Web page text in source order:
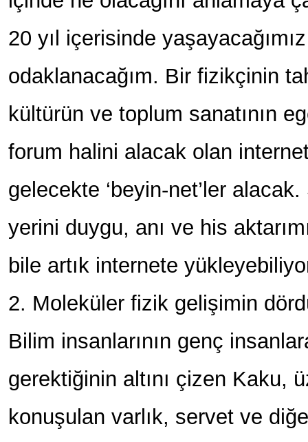
20 yıl içerisinde
odaklanacağım. Bir fizikçinin
kültürün ve toplum sanatının
forum halini alacak olan
gelecekte ‘beyin-net’ler
yerini duygu, anı ve his
bile artık internete
2. Moleküler fizik gelişimin
Bilim insanlarının genç
gerektiğinin altını çizen Kaku,
konuşulan varlık, servet ve